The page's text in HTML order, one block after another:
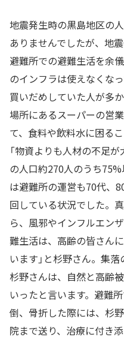
地震発生時の黒島地区の
ありませんでしたが、地
避難所での避難生活を余
のインフラは使えなくな
買いだめしていた人が多
場所にあるスーパーの営
て、食料や飲料水に困る
「物資よりも人材の不足
の人口約270人のうち
は避難所の運営も70代、
回している状況でした。
ら、風邪やインフルエン
難生活は、高齢の皆さん
います」と杉野さん。集落
杉野さんは、自然と高齢
いったと言います。避難
倒、骨折した際には、杉
院まで送り、治療に付き